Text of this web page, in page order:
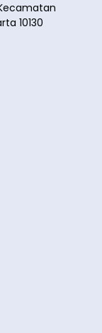
10130